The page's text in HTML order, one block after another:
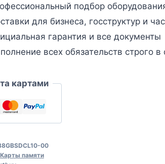
подбор
для бизнеса, госструктур и
гарантия и все документы
всех обязательств строго в
картами
00
Карты памяти